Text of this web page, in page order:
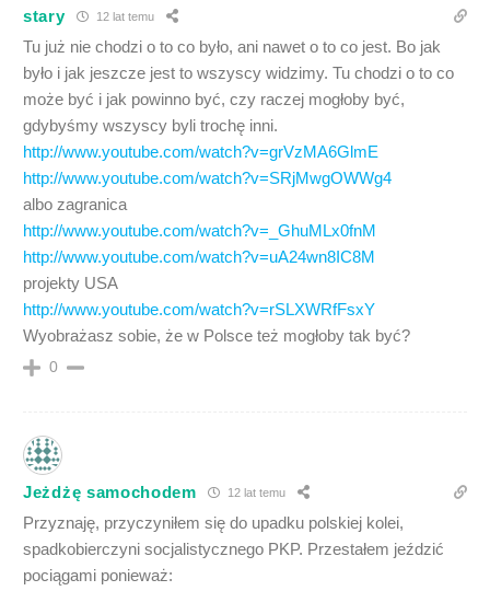
stary 12 lat temu
Tu już nie chodzi o to co było, ani nawet o to co jest. Bo jak
było i jak jeszcze jest to wszyscy widzimy. Tu chodzi o to co
może być i jak powinno być, czy raczej mogłoby być,
gdybyśmy wszyscy byli trochę inni.
http://www.youtube.com/watch?v=grVzMA6GlmE
http://www.youtube.com/watch?v=SRjMwgOWWg4
albo zagranica
http://www.youtube.com/watch?v=_GhuMLx0fnM
http://www.youtube.com/watch?v=uA24wn8IC8M
projekty USA
http://www.youtube.com/watch?v=rSLXWRfFsxY
Wyobrażasz sobie, że w Polsce też mogłoby tak być?
0
Jeżdżę samochodem 12 lat temu
Przyznaję, przyczyniłem się do upadku polskiej kolei,
spadkobierczyni socjalistycznego PKP. Przestałem jeździć
pociągami ponieważ: